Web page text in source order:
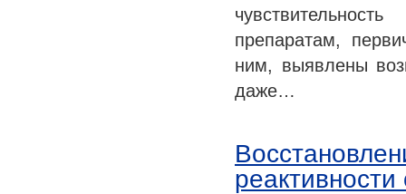
препаратам,
ним, выявлены
даже…
реактивности